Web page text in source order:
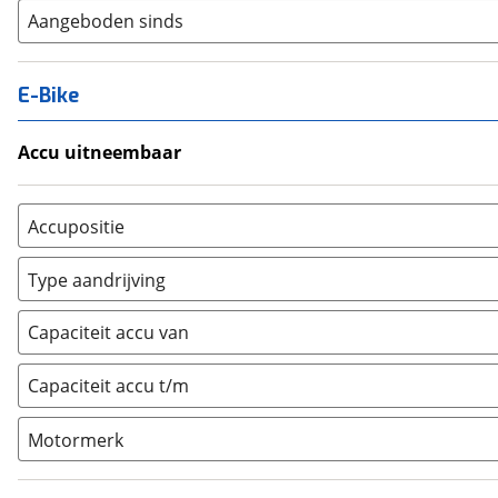
Aangeboden sinds
E-Bike
Accu uitneembaar
Nee, vast (0)
Accupositie
Bagagedrager (0)
Frame (0 )
Vloer (0
Achterbank (0)
Kofferbak (0)
Overig (0)
Type aandrijving
Achterwiel (0)
Trapas
Voorwiel
Capaciteit accu van
Capaciteit accu t/m
Motormerk
Bosch (0)